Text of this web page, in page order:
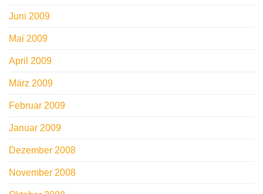
Juni 2009
Mai 2009
April 2009
März 2009
Februar 2009
Januar 2009
Dezember 2008
November 2008